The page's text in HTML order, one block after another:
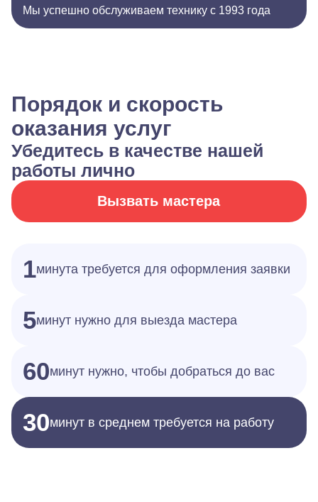
Мы успешно обслуживаем технику с 1993 года
Порядок и скорость
оказания услуг
Убедитесь в качестве нашей
работы лично
Вызвать мастера
1минута требуется для оформления заявки
5минут нужно для выезда мастера
60минут нужно, чтобы добраться до вас
30минут в среднем требуется на работу